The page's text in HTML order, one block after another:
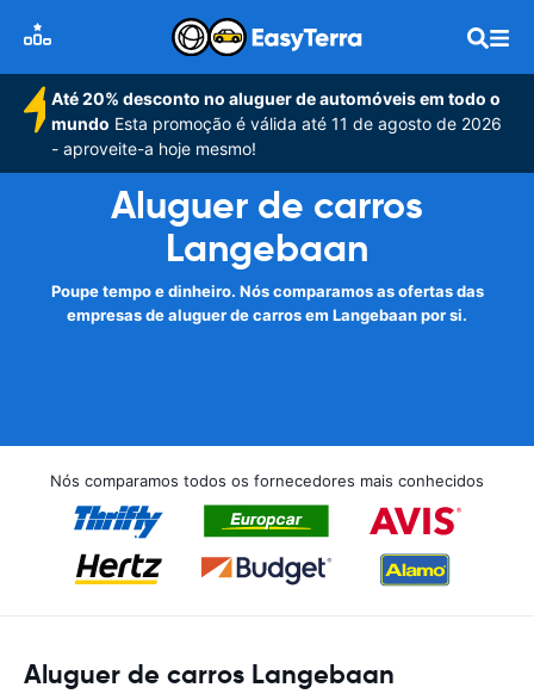
Até 20% desconto no aluguer de automóveis em todo o
mundo Esta promoção é válida até 11 de agosto de 2026
- aproveite-a hoje mesmo!
Aluguer de carros
Langebaan
Poupe tempo e dinheiro. Nós comparamos as ofertas das
empresas de aluguer de carros em Langebaan por si.
Nós comparamos todos os fornecedores mais conhecidos
Aluguer de carros Langebaan